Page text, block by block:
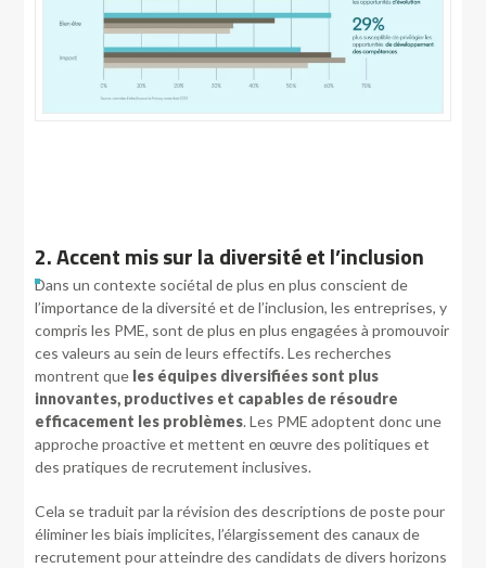
2. Accent mis sur la diversité et l’inclusion
Dans un contexte sociétal de plus en plus conscient de
l’importance de la diversité et de l’inclusion, les entreprises, y
compris les PME, sont de plus en plus engagées à promouvoir
ces valeurs au sein de leurs effectifs. Les recherches
montrent que les équipes diversifiées sont plus
innovantes, productives et capables de résoudre
efficacement les problèmes. Les PME adoptent donc une
approche proactive et mettent en œuvre des politiques et
des pratiques de recrutement inclusives.
Cela se traduit par la révision des descriptions de poste pour
éliminer les biais implicites, l’élargissement des canaux de
recrutement pour atteindre des candidats de divers horizons